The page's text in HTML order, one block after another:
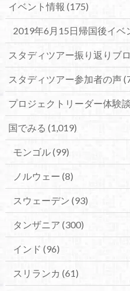
イベント情報 (175)
2019年6月15日帰国後イベ
スタディツアー振り返りブ
スタディツアー参加者の声
プロジェクトリーダー体験談
国でみる (1,019)
モンゴル(99)
ノルウェー (8)
スウェーデン (93)
タンザニア (300)
インド (96)
スリランカ (61)